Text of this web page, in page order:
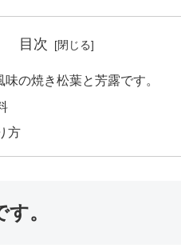
目次
味の焼き松葉と芳露です。
方
。